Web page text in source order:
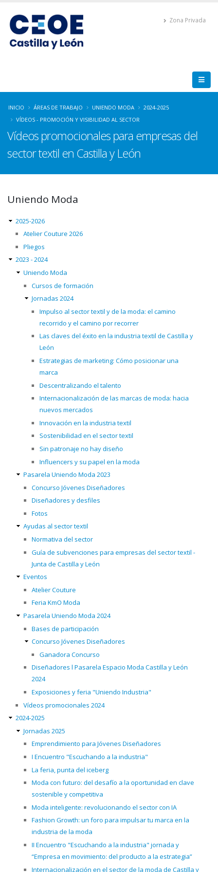
Zona Privada
INICIO ÁREAS DE TRABAJO UNIENDO MODA
2024-2025
VÍDEOS - PROMOCIÓN Y VISIBILIDAD AL SECTOR
Vídeos promocionales para empresas del
sector textil en Castilla y León
Uniendo Moda
2025-2026
Atelier Couture 2026
Pliegos
2023 - 2024
Uniendo Moda
Cursos de formación
Jornadas 2024
Impulso al sector textil y de la moda: el camino
recorrido y el camino por recorrer
Las claves del éxito en la industria textil de Castilla y
León
Estrategias de marketing: Cómo posicionar una
marca
Descentralizando el talento
Internacionalización de las marcas de moda: hacia
nuevos mercados
Innovación en la industria textil
Sostenibilidad en el sector textil
Sin patronaje no hay diseño
Influencers y su papel en la moda
Pasarela Uniendo Moda 2023
Concurso Jóvenes Diseñadores
Diseñadores y desfiles
Fotos
Ayudas al sector textil
Normativa del sector
Guía de subvenciones para empresas del sector textil -
Junta de Castilla y León
Eventos
Atelier Couture
Feria KmO Moda
Pasarela Uniendo Moda 2024
Bases de participación
Concurso Jóvenes Diseñadores
Ganadora Concurso
Diseñadores l Pasarela Espacio Moda Castilla y León
2024
Exposiciones y feria "Uniendo Industria"
Vídeos promocionales 2024
2024-2025
Jornadas 2025
Emprendimiento para Jóvenes Diseñadores
I Encuentro "Escuchando a la industria"
La feria, punta del iceberg
Moda con futuro: del desafío a la oportunidad en clave
sostenible y competitiva
Moda inteligente: revolucionando el sector con IA
Fashion Growth: un foro para impulsar tu marca en la
industria de la moda
II Encuentro "Escuchando a la industria" jornada y
“Empresa en movimiento: del producto a la estrategia”
Internacionalización en el sector de la moda de Castilla y